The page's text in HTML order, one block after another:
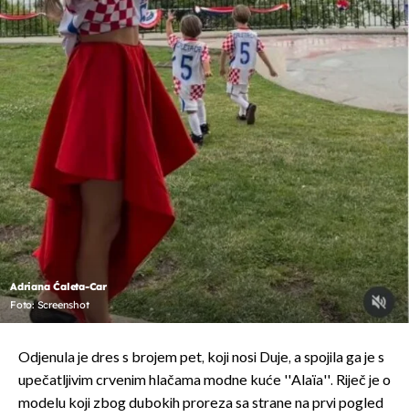
Adriana Ćaleta-Car
Foto: Screenshot
Odjenula je dres s brojem pet, koji nosi Duje, a spojila ga je s
upečatljivim crvenim hlačama modne kuće ''Alaïa''. Riječ je o
modelu koji zbog dubokih proreza sa strane na prvi pogled